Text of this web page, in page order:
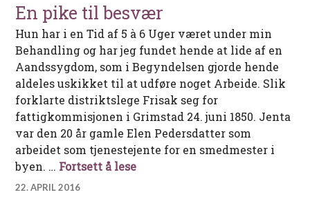
En pike til besvær
Hun har i en Tid af 5 à 6 Uger været under min
Behandling og har jeg fundet hende at lide af en
Aandssygdom, som i Begyndelsen gjorde hende
aldeles uskikket til at udføre noget Arbeide. Slik
forklarte distriktslege Frisak seg for
fattigkommisjonen i Grimstad 24. juni 1850. Jenta
var den 20 år gamle Elen Pedersdatter som
arbeidet som tjenestejente for en smedmester i
byen. … Fortsett å leseEn pike til besvær
22. APRIL 2016